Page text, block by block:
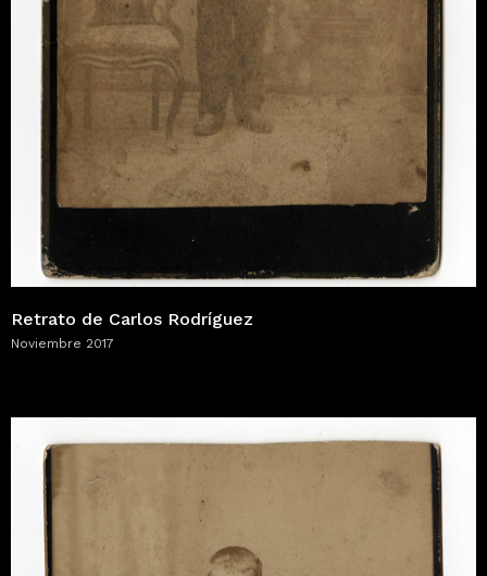
Retrato de Carlos Rodríguez
Noviembre 2017